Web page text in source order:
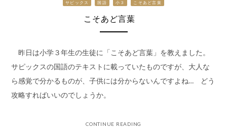
サピックス 国語 小３ こそあど言葉
こそあど言葉
昨日は小学３年生の生徒に「こそあど言葉」を教えました。
サピックスの国語のテキストに載っていたものですが、大人な
ら感覚で分かるものが、子供には分からないんですよね… どう
攻略すればいいのでしょうか。
CONTINUE READING